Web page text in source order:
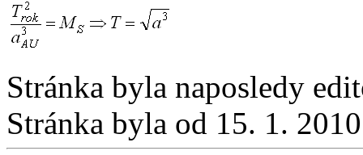
Stránka byla naposledy
Stránka byla od 15. 1.